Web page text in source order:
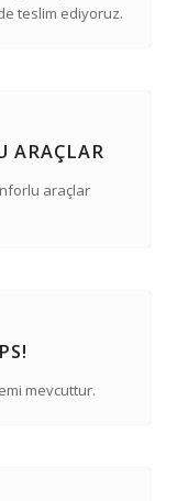
teslim ediyoruz.
ARAÇLAR
araçlar
mevcuttur.